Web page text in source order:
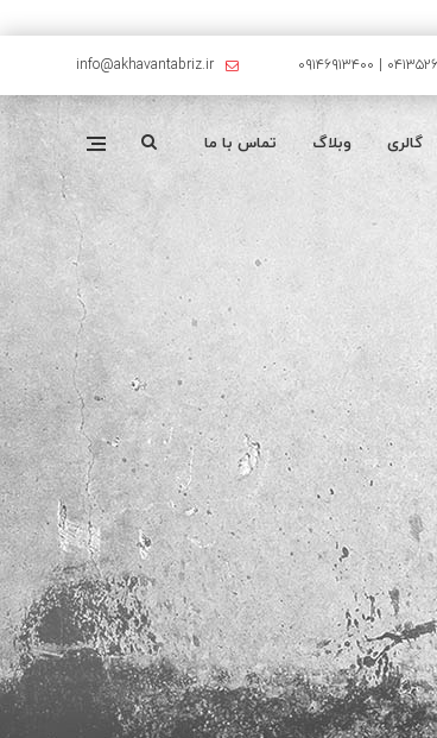
info@akhavantabriz.ir
گالری وبلاگ تماس با ما